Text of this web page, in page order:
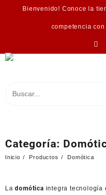
Bienvenido! Conoce la
competencia
Categoría:
Inicio Productos Domótica
Ladomótica integra tecnología